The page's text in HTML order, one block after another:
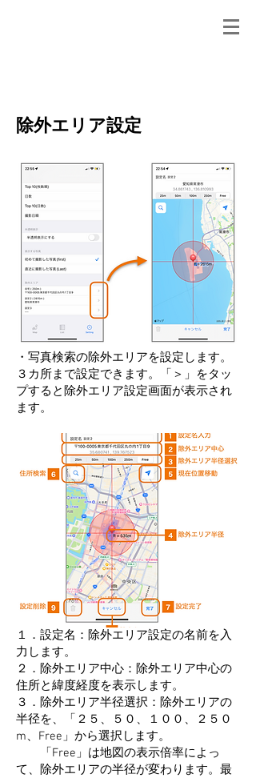
除外エリア設定
​・写真検索の除外エリアを設定します。
３カ所まで設定できます。「＞」をタッ
プすると除外エリア設定画面が表示され
ます。
１．設定名：除外エリア設定の名前を入
力します。
２．除外エリア中心：除外エリア中心の
住所と緯度経度を表示します。
３．除外エリア半径選択：除外エリアの
半径を、「２５、５０、１００、２５０
m、Free」から選択します。
「Free」は地図の表示倍率によっ
て、除外エリアの半径が変わります。最